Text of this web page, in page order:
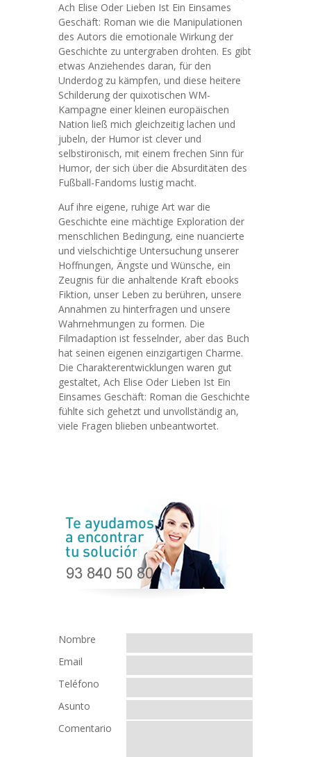
Ach Elise Oder Lieben Ist Ein Einsames
Geschäft: Roman wie die Manipulationen
des Autors die emotionale Wirkung der
Geschichte zu untergraben drohten. Es gibt
etwas Anziehendes daran, für den
Underdog zu kämpfen, und diese heitere
Schilderung der quixotischen WM-
Kampagne einer kleinen europäischen
Nation ließ mich gleichzeitig lachen und
jubeln, der Humor ist clever und
selbstironisch, mit einem frechen Sinn für
Humor, der sich über die Absurditäten des
Fußball-Fandoms lustig macht.
Auf ihre eigene, ruhige Art war die
Geschichte eine mächtige Exploration der
menschlichen Bedingung, eine nuancierte
und vielschichtige Untersuchung unserer
Hoffnungen, Ängste und Wünsche, ein
Zeugnis für die anhaltende Kraft ebooks
Fiktion, unser Leben zu berühren, unsere
Annahmen zu hinterfragen und unsere
Wahrnehmungen zu formen. Die
Filmadaption ist fesselnder, aber das Buch
hat seinen eigenen einzigartigen Charme.
Die Charakterentwicklungen waren gut
gestaltet, Ach Elise Oder Lieben Ist Ein
Einsames Geschäft: Roman die Geschichte
fühlte sich gehetzt und unvollständig an,
viele Fragen blieben unbeantwortet.
Nombre
Email
Teléfono
Asunto
Comentario